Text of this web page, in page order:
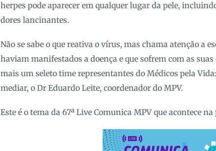
herpes pode aparecer em qualquer lugar da pele,
dores lancinantes.
Não se sabe o que reativa o vírus, mas chama atenção a
haviam manifestados a doença e que sofrem com as
mais um seleto time representantes do Médicos pela
mediar, o Dr Eduardo Leite, coordenador do MPV.
Este é o tema da 67ª Live Comunica MPV que acontece